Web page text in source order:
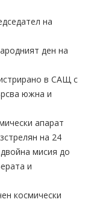
на
ден на
в САЩ с
южна и
апарат
на 24
мисия до
и
космически